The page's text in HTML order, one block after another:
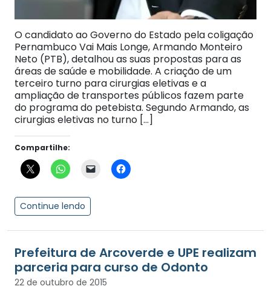
O candidato ao Governo do Estado pela coligação
Pernambuco Vai Mais Longe, Armando Monteiro
Neto (PTB), detalhou as suas propostas para as
áreas de saúde e mobilidade. A criação de um
terceiro turno para cirurgias eletivas e a
ampliação de transportes públicos fazem parte
do programa do petebista. Segundo Armando, as
cirurgias eletivas no turno […]
Compartilhe:
Continue lendo
Prefeitura de Arcoverde e UPE realizam
parceria para curso de Odonto
22 de outubro de 2015